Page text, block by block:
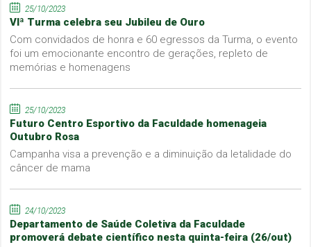
25/10/2023
VIª Turma celebra seu Jubileu de Ouro
Com convidados de honra e 60 egressos da Turma, o evento
foi um emocionante encontro de gerações, repleto de
memórias e homenagens
25/10/2023
Futuro Centro Esportivo da Faculdade homenageia
Outubro Rosa
Campanha visa a prevenção e a diminuição da letalidade do
câncer de mama
24/10/2023
Departamento de Saúde Coletiva da Faculdade
promoverá debate científico nesta quinta-feira (26/out)